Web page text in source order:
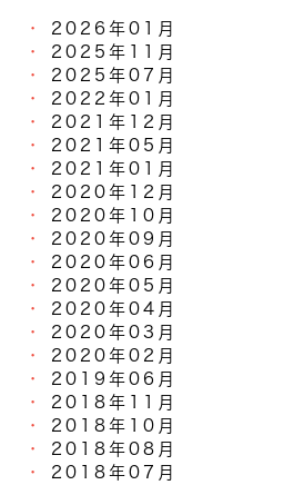
2026年01月
2025年11月
2025年07月
2022年01月
2021年12月
2021年05月
2021年01月
2020年12月
2020年10月
2020年09月
2020年06月
2020年05月
2020年04月
2020年03月
2020年02月
2019年06月
2018年11月
2018年10月
2018年08月
2018年07月